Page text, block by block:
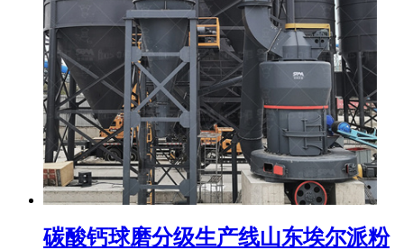
碳酸钙球磨分级生产线山东埃尔派粉